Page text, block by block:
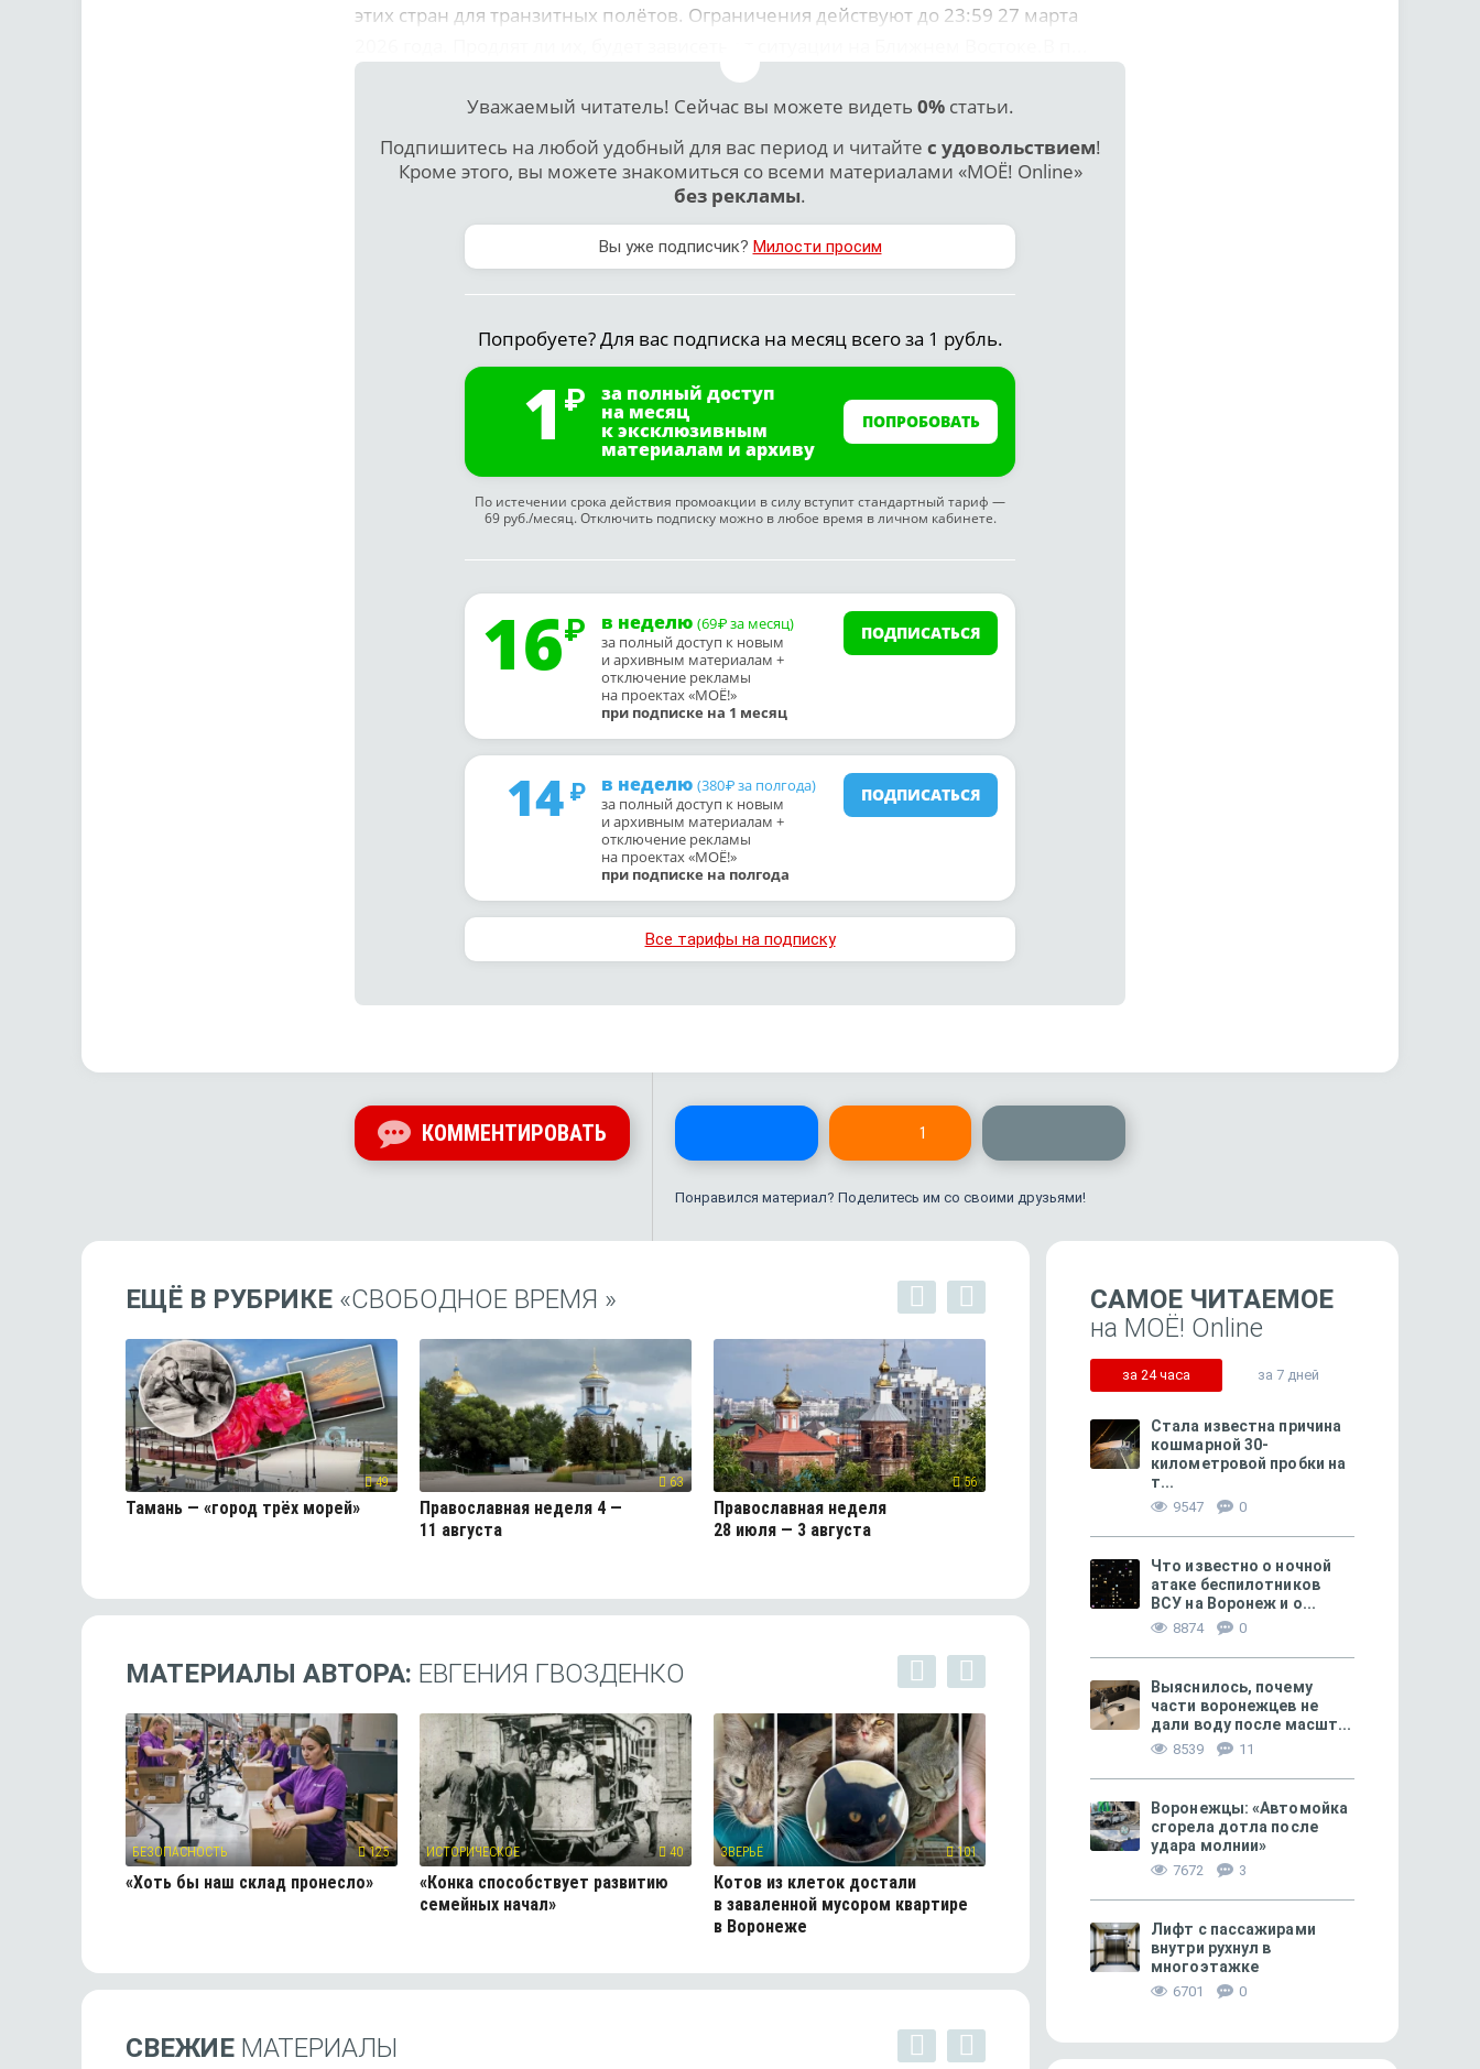
этих стран для транзитных полётов. Ограничения действуют до 23:59 27 марта
Уважаемый читатель! Сейчас вы можете видеть 0%статьи.
Подпишитесь на любой удобный для вас период и читайте с удовольствием!
Кроме этого, вы можете знакомиться со всеми материалами «МОЁ! Online»
без рекламы.
Вы уже подписчик? Милости просим
Попробуете? Для вас подписка на месяц всего за 1 рубль.
1 за полный доступ
на месяц
к эксклюзивным
материалам и архиву
ПОПРОБОВАТЬ
По истечении срока действия промоакции в силу вступит стандартный тариф —
69 руб./месяц. Отключить подписку можно в любое время в личном кабинете.
16 в неделю (69₽ за месяц)
за полный доступ к новым
и архивным материалам +
отключение рекламы
на проектах «МОЁ!»
при подписке на 1 месяц
ПОДПИСАТЬСЯ
14 в неделю (380₽ за полгода)
за полный доступ к новым
и архивным материалам +
отключение рекламы
на проектах «МОЁ!»
при подписке на полгода
ПОДПИСАТЬСЯ
Все тарифы на подписку
КОММЕНТИРОВАТЬ 1
Понравился материал? Поделитесь им со своими друзьями!
ЕЩЁ В РУБРИКЕ «СВОБОДНОЕ ВРЕМЯ »
49
Тамань — «город трёх морей»
63
Православная неделя 4 —
11 августа
56
Православная неделя
28 июля — 3 августа
Две недели в Тмутаракани
МАТЕРИАЛЫ АВТОРА: ЕВГЕНИЯ ГВОЗДЕНКО
БЕЗОПАСНОСТЬ 125
«Хоть бы наш склад пронесло»
ИСТОРИЧЕСКОЕ 40
«Конка способствует развитию
семейных начал»
ЗВЕРЬЁ 101
Котов из клеток достали
в заваленной мусором квартире
в Воронеже
ЛИЧНЫЙ ОПЫТ 96
Не квасом единым
рванул сюда»
СВЕЖИЕ МАТЕРИАЛЫ
САМОЕ ЧИТАЕМОЕ
на МОЁ! Online
за 24 часа за 7 дней
Стала известна причина
кошмарной 30-
километровой пробки на
т...
9547 0
Что известно о ночной
атаке беспилотников
ВСУ на Воронеж и о...
8874 0
Выяснилось, почему
части воронежцев не
дали воду после масшт...
8539 11
Воронежцы: «Автомойка
сгорела дотла после
удара молнии»
7672 3
Лифт с пассажирами
внутри рухнул в
многоэтажке
6701 0